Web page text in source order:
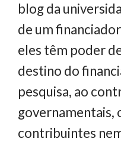
blog da
de um
eles têm poder
destino do
pesquisa, ao
governamentais,
contribuintes